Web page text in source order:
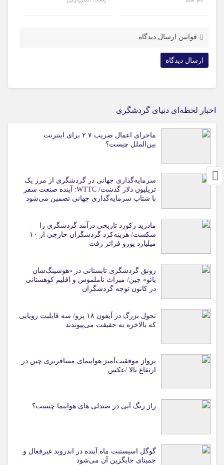
قوانین ارسال دیدگاه
اخبار لحظه‌ای دنیای گردشگری
ماجرای اعمال ضریب ۲.۷ برای اینترنت
بین‌الملل چیست؟
سرمایه‌گذاری جهانی در گردشگری از مرز یک
تریلیون دلار گذشت/ WTTC: آینده صنعت سفر
با شتاب سرمایه‌گذاری جهانی تضمین می‌شود
مادرید رکورد تاریخی درآمد گردشگری را
شکست/ هزینه‌کرد گردشگران خارجی از ۱۰
میلیارد یورو فراتر رفت
رونق گردشگری تابستانی در «هوشینگ‌شان
یائو» چین/ میراث ناملموس و اقلیم کوهستانی
در کانون توجه گردشگران
تحول بزرگ در آیفون ۱۸ پرو/ سه قابلیت رویایی
که بالاخره به حقیقت می‌پیوندند
پرواز موفقیت‌آمیز هواپیمای مسافربری چین در
ارتفاع بالا /عکس
راز رنگ آبی در صندلی های هواپیما چیست؟
گوگل اسیستنت ماه آینده در اندروید غیرفعال و
جمینای جایگزین آن می‌شود